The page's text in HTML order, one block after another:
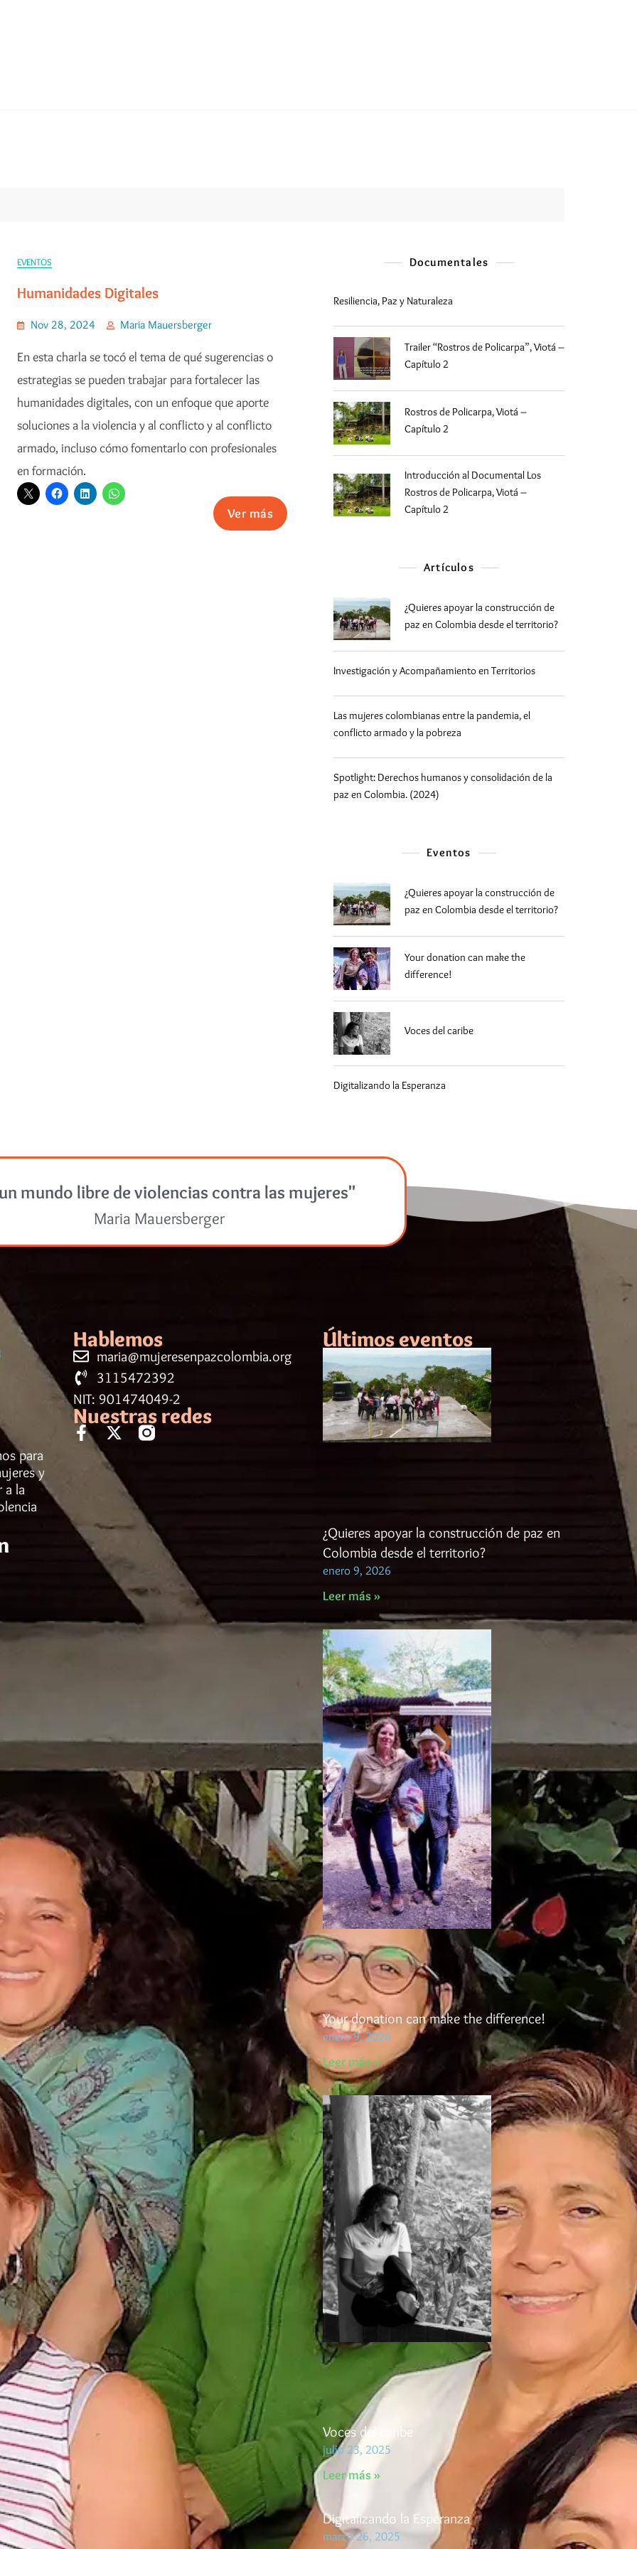
EVENTOS
Humanidades Digitales
Nov 28, 2024 Maria Mauersberger
En esta charla se tocó el tema de qué sugerencias o
estrategias se pueden trabajar para fortalecer las
humanidades digitales, con un enfoque que aporte
soluciones a la violencia y al conflicto y al conflicto
armado, incluso cómo fomentarlo con profesionales
en formación.
Ver más
Documentales
Resiliencia, Paz y Naturaleza
Trailer “Rostros de Policarpa”, Viotá –
Capítulo 2
Rostros de Policarpa, Viotá –
Capítulo 2
Introducción al Documental Los
Rostros de Policarpa, Viotá –
Capítulo 2
Artículos
¿Quieres apoyar la construcción de
paz en Colombia desde el territorio?
Investigación y Acompañamiento en Territorios
Las mujeres colombianas entre la pandemia, el
conflicto armado y la pobreza
Spotlight: Derechos humanos y consolidación de la
paz en Colombia. (2024)
Eventos
¿Quieres apoyar la construcción de
paz en Colombia desde el territorio?
Your donation can make the
difference!
Voces del caribe
Digitalizando la Esperanza
mundo libre de violencias contra las mujeres"
Maria Mauersberger
para
y
a la
Hablemos
maria@mujeresenpazcolombia.org
3115472392
NIT: 901474049-2
Nuestras redes
Últimos eventos
¿Quieres apoyar la construcción de paz en
Colombia desde el territorio?
enero 9, 2026
Leer más »
Your donation can make the difference!
enero 9, 2026
Leer más »
Voces del caribe
julio 23, 2025
Leer más »
Digitalizando la Esperanza
marzo 26, 2025